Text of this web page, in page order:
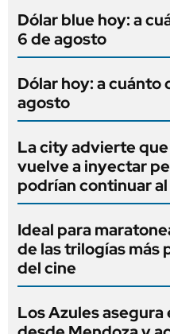
Dólar blue hoy: a
6 de agosto
Dólar hoy: a cuánto
agosto
La city advierte
vuelve a inyectar
podrían continuar al
Ideal para
de las trilogías más
del cine
Los Azules